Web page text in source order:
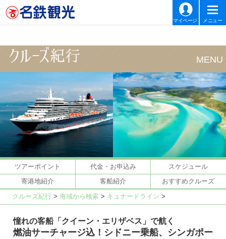
マイページ メニュー
ツアーポイント 代金・お申込み
スケジュール
寄港地紹介
客船紹介 おすすめクルーズ
クルーズ紀行> 海域から検索> キュナードライン >
憧れの客船「クイーン・エリザベス」で航く
燃油サーチャージ込！シドニー乗船、シンガポー